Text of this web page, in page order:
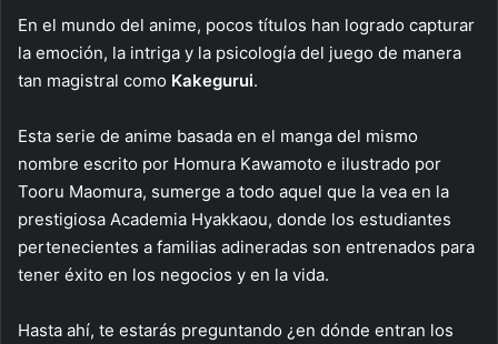
En el mundo del anime, pocos títulos han logrado capturar
la emoción, la intriga y la psicología del juego de manera
tan magistral como Kakegurui.
Esta serie de anime basada en el manga del mismo
nombre escrito por Homura Kawamoto e ilustrado por
Tooru Maomura, sumerge a todo aquel que la vea en la
prestigiosa Academia Hyakkaou, donde los estudiantes
pertenecientes a familias adineradas son entrenados para
tener éxito en los negocios y en la vida.
Hasta ahí, te estarás preguntando ¿en dónde entran los